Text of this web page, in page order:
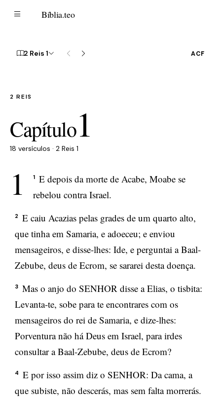
Bíblia.teo
2 Reis 1 ACF
2 REIS
Capítulo1
18 versículos · 2 Reis 1
1 1
E depois da morte de Acabe, Moabe se
rebelou contra Israel.
2
E caiu Acazias pelas grades de um quarto alto,
que tinha em Samaria, e adoeceu; e enviou
mensageiros, e disse-lhes: Ide, e perguntai a Baal-
Zebube, deus de Ecrom, se sararei desta doença.
3
Mas o anjo do SENHOR disse a Elias, o tisbita:
Levanta-te, sobe para te encontrares com os
mensageiros do rei de Samaria, e dize-lhes:
Porventura não há Deus em Israel, para irdes
consultar a Baal-Zebube, deus de Ecrom?
4
E por isso assim diz o SENHOR: Da cama, a
que subiste, não descerás, mas sem falta morrerás.